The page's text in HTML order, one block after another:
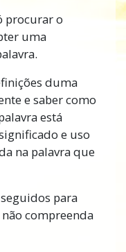
procurar o
uma
duma
e saber como
está
e uso
na palavra que
para
compreenda